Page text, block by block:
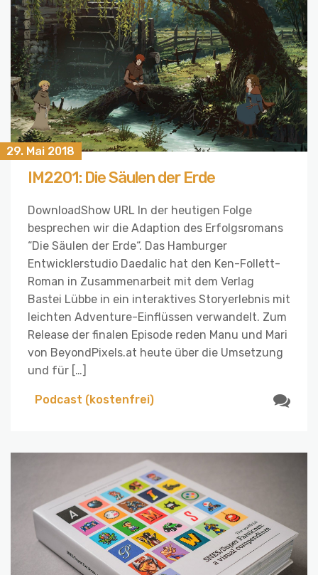
29. Mai 2018
IM2201: Die Säulen der Erde
DownloadShow URL In der heutigen Folge
besprechen wir die Adaption des Erfolgsromans
“Die Säulen der Erde“. Das Hamburger
Entwicklerstudio Daedalic hat den Ken-Follett-
Roman in Zusammenarbeit mit dem Verlag
Bastei Lübbe in ein interaktives Storyerlebnis mit
leichten Adventure-Einflüssen verwandelt. Zum
Release der finalen Episode reden Manu und Mari
von BeyondPixels.at heute über die Umsetzung
und für […]
Podcast (kostenfrei)